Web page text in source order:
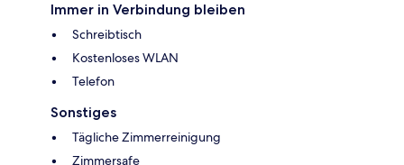
Immer in Verbindung bleiben
Schreibtisch
Kostenloses WLAN
Telefon
Sonstiges
Tägliche Zimmerreinigung
Zimmersafe